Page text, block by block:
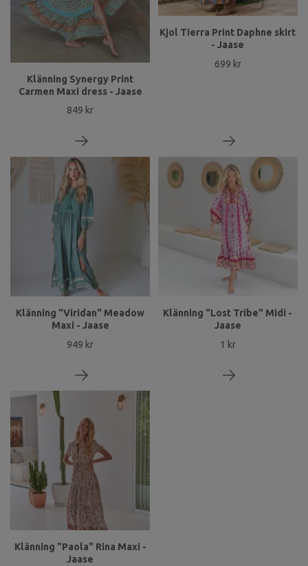
Klänning Synergy Print
Carmen Maxi dress - Jaase
849 kr
Kjol Tierra Print Daphne skirt
- Jaase
699 kr
Klänning "Viridan" Meadow
Maxi - Jaase
949 kr
Klänning "Lost Tribe" Midi -
Jaase
1 kr
Klänning "Paola" Rina Maxi -
Jaase